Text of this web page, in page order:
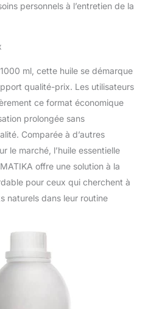
personnels à l’entretien de la
ml, cette huile se démarque
qualité-prix. Les utilisateurs
ce format économique
prolongée sans
Comparée à d’autres
le marché, l’huile essentielle
offre une solution à la
pour ceux qui cherchent à
naturels dans leur routine